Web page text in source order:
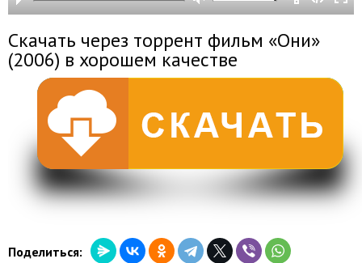
Скачать через торрент фильм «Они»
(2006) в хорошем качестве
Поделиться: